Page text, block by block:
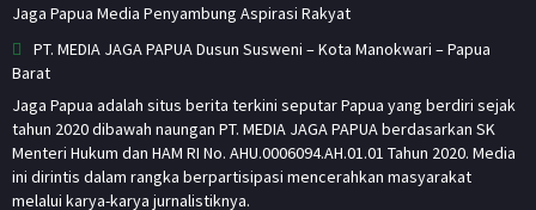
Jaga Papua Media Penyambung Aspirasi Rakyat
PT. MEDIA JAGA PAPUA Dusun Susweni – Kota Manokwari – Papua
Barat
Jaga Papua adalah situs berita terkini seputar Papua yang berdiri sejak
tahun 2020 dibawah naungan PT. MEDIA JAGA PAPUA berdasarkan SK
Menteri Hukum dan HAM RI No. AHU.0006094.AH.01.01 Tahun 2020. Media
ini dirintis dalam rangka berpartisipasi mencerahkan masyarakat
melalui karya-karya jurnalistiknya.